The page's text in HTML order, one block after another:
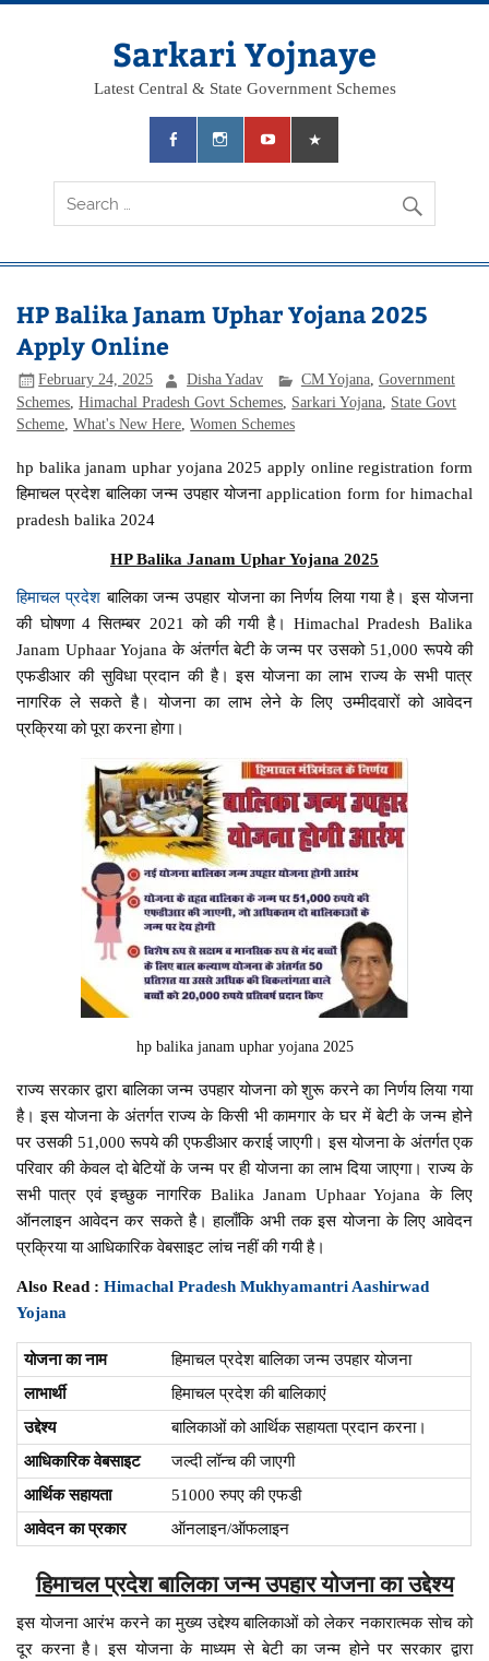
Skip
Sarkari Yojnaye
Latest Central & State Government Schemes
HP Balika Janam Uphar Yojana 2025
Apply Online
February 24, 2025 Disha Yadav CM Yojana, Government
Schemes ,Himachal Pradesh Govt Schemes Sarkari Yojana State Govt
Scheme ,What's New Here ,Women Schemes
hp balika janam uphar yojana 2025 apply online registration form
हिमाचल प्रदेश बालिका जन्म उपहार योजना application form for himachal
pradesh balika 2024
HP Balika Janam Uphar Yojana 2025
हिमाचल प्रदेश बालिका जन्म उपहार योजना का निर्णय लिया गया है। इस योजना
की घोषणा 4 सितम्बर 2021 को की गयी है। Himachal Pradesh Balika
Janam Uphaar Yojana के अंतर्गत बेटी के जन्म पर उसको 51,000 रूपये की
एफडीआर की सुविधा प्रदान की है। इस योजना का लाभ राज्य के सभी पात्र
नागरिक ले सकते है। योजना का लाभ लेने के लिए उम्मीदवारों को आवेदन
प्रक्रिया को पूरा करना होगा।
hp balika janam uphar yojana 2025
राज्य सरकार द्वारा बालिका जन्म उपहार योजना को शुरू करने का निर्णय लिया गया
है। इस योजना के अंतर्गत राज्य के किसी भी कामगार के घर में बेटी के जन्म होने
पर उसकी 51,000 रूपये की एफडीआर कराई जाएगी। इस योजना के अंतर्गत एक
परिवार की केवल दो बेटियों के जन्म पर ही योजना का लाभ दिया जाएगा। राज्य के
सभी पात्र एवं इच्छुक नागरिक Balika Janam Uphaar Yojana के लिए
ऑनलाइन आवेदन कर सकते है। हालाँकि अभी तक इस योजना के लिए आवेदन
प्रक्रिया या आधिकारिक वेबसाइट लांच नहीं की गयी है।
Also Read :Himachal Pradesh Mukhyamantri Aashirwad
Yojana
योजना का नाम
हिमाचल प्रदेश बालिका जन्म उपहार योजना
लाभार्थी
हिमाचल प्रदेश की बालिकाएं
उद्देश्य
बालिकाओं को आर्थिक सहायता प्रदान करना।
आधिकारिक वेबसाइट
जल्दी लॉन्च की जाएगी
आर्थिक सहायता
51000 रुपए की एफडी
आवेदन का प्रकार
ऑनलाइन/ऑफलाइन
हिमाचल प्रदेश बालिका जन्म उपहार योजना का उद्देश्य
इस योजना आरंभ करने का मुख्य उद्देश्य बालिकाओं को लेकर नकारात्मक सोच को
दूर करना है। इस योजना के माध्यम से बेटी का जन्म होने पर सरकार द्वारा